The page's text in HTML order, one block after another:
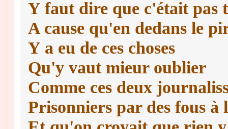
Y faut dire que c'était pas
A cause qu'en dedans le
Y a eu de ces choses
Qu'y vaut mieur oublier
Comme ces deux
Prisonniers par des fous à